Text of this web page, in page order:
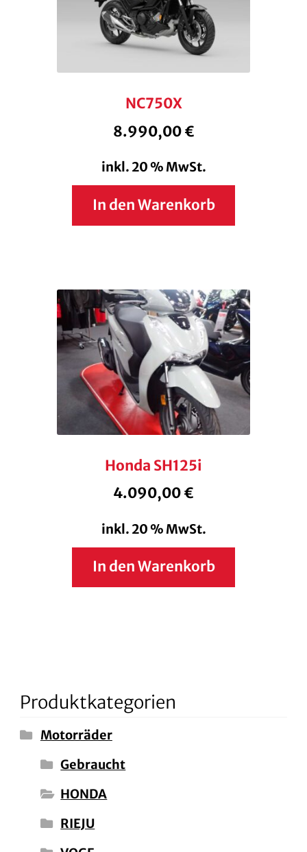
NC750X
8.990,00€
inkl. 20 % MwSt.
In den Warenkorb
Honda SH125i
4.090,00€
inkl. 20 % MwSt.
In den Warenkorb
Produktkategorien
Motorräder
Gebraucht
HONDA
RIEJU